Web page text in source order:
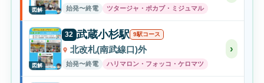
図解 始発〜終電 ツタージャ・ポカブ・ミジュマル
図解
32 武蔵小杉駅 9駅コース
北改札(南武線口)外
始発〜終電 ハリマロン・フォッコ・ケロマツ
›